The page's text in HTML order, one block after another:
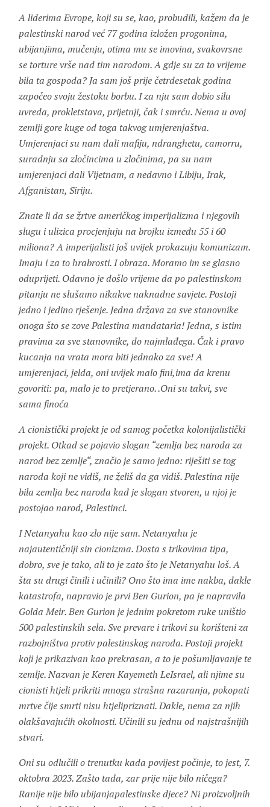
A liderima Evrope, koji su se, kao, probudili, kažem da je
palestinski narod već 77 godina izložen progonima,
ubijanjima, mučenju, otima mu se imovina, svakovrsne
se torture vrše nad tim narodom. A gdje su za to vrijeme
bila ta gospoda? Ja sam još prije četrdesetak godina
započeo svoju žestoku borbu. I za nju sam dobio silu
uvreda, prokletstava, prijetnji, čak i smrću. Nema u ovoj
zemlji gore kuge od toga takvog umjerenjaštva.
Umjerenjaci su nam dali mafiju, ndranghetu, camorru,
suradnju sa zločincima u zločinima, pa su nam
umjerenjaci dali Vijetnam, a nedavno i Libiju, Irak,
Afganistan, Siriju.
Znate li da se žrtve američkog imperijalizma i njegovih
slugu i ulizica procjenjuju na brojku između 55 i 60
miliona? A imperijalisti još uvijek prokazuju komunizam.
Imaju i za to hrabrosti. I obraza. Moramo im se glasno
oduprijeti. Odavno je došlo vrijeme da po palestinskom
pitanju ne slušamo nikakve naknadne savjete. Postoji
jedno i jedino rješenje. Jedna država za sve stanovnike
onoga što se zove Palestina mandataria! Jedna, s istim
pravima za sve stanovnike, do najmlađega. Čak i pravo
kucanja na vrata mora biti jednako za sve! A
umjerenjaci, jelda, oni uvijek malo fini,ima da krenu
govoriti: pa, malo je to pretjerano. .Oni su takvi, sve
sama finoća
A cionistički projekt je od samog početka kolonijalistički
projekt. Otkad se pojavio slogan “zemlja bez naroda za
narod bez zemlje“, značio je samo jedno: riješiti se tog
naroda koji ne vidiš, ne želiš da ga vidiš. Palestina nije
bila zemlja bez naroda kad je slogan stvoren, u njoj je
postojao narod, Palestinci.
I Netanyahu kao zlo nije sam. Netanyahu je
najautentičniji sin cionizma. Dosta s trikovima tipa,
dobro, sve je tako, ali to je zato što je Netanyahu loš. A
šta su drugi činili i učinili? Ono što ima ime nakba, dakle
katastrofa, napravio je prvi Ben Gurion, pa je napravila
Golda Meir. Ben Gurion je jednim pokretom ruke uništio
500 palestinskih sela. Sve prevare i trikovi su korišteni za
razbojništva protiv palestinskog naroda. Postoji projekt
koji je prikazivan kao prekrasan, a to je pošumljavanje te
zemlje. Nazvan je Keren Kayemeth LeIsrael, ali njime su
cionisti htjeli prikriti mnoga strašna razaranja, pokopati
mrtve čije smrti nisu htjelipriznati. Dakle, nema za njih
olakšavajućih okolnosti. Učinili su jednu od najstrašnijih
stvari.
Oni su odlučili o trenutku kada povijest počinje, to jest, 7.
oktobra 2023. Zašto tada, zar prije nije bilo ničega?
Ranije nije bilo ubijanjapalestinske djece? Ni proizvoljnih